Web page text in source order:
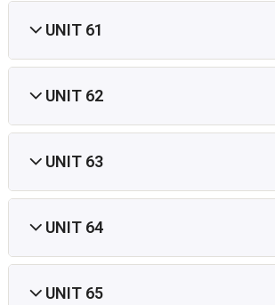
UNIT 61
UNIT 62
UNIT 63
UNIT 64
UNIT 65